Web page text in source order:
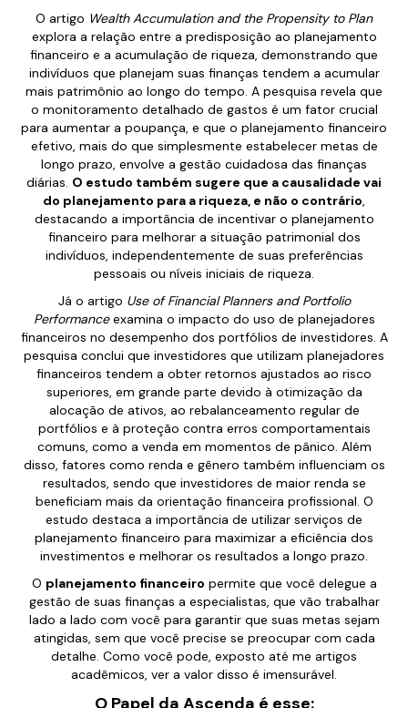
O artigo Wealth Accumulation and the Propensity to Plan
explora a relação entre a predisposição ao planejamento
financeiro e a acumulação de riqueza, demonstrando que
indivíduos que planejam suas finanças tendem a acumular
mais patrimônio ao longo do tempo. A pesquisa revela que
o monitoramento detalhado de gastos é um fator crucial
para aumentar a poupança, e que o planejamento financeiro
efetivo, mais do que simplesmente estabelecer metas de
longo prazo, envolve a gestão cuidadosa das finanças
diárias. O estudo também sugere que a causalidade vai
do planejamento para a riqueza, e não o contrário,
destacando a importância de incentivar o planejamento
financeiro para melhorar a situação patrimonial dos
indivíduos, independentemente de suas preferências
pessoais ou níveis iniciais de riqueza.
Já o artigo Use of Financial Planners and Portfolio
Performanceexamina o impacto do uso de planejadores
financeiros no desempenho dos portfólios de investidores. A
pesquisa conclui que investidores que utilizam planejadores
financeiros tendem a obter retornos ajustados ao risco
superiores, em grande parte devido à otimização da
alocação de ativos, ao rebalanceamento regular de
portfólios e à proteção contra erros comportamentais
comuns, como a venda em momentos de pânico. Além
disso, fatores como renda e gênero também influenciam os
resultados, sendo que investidores de maior renda se
beneficiam mais da orientação financeira profissional. O
estudo destaca a importância de utilizar serviços de
planejamento financeiro para maximizar a eficiência dos
investimentos e melhorar os resultados a longo prazo.
O planejamento financeiro permite que você delegue a
gestão de suas finanças a especialistas, que vão trabalhar
lado a lado com você para garantir que suas metas sejam
atingidas, sem que você precise se preocupar com cada
detalhe. Como você pode, exposto até me artigos
acadêmicos, ver a valor disso é imensurável.
O Papel da Ascenda é esse: